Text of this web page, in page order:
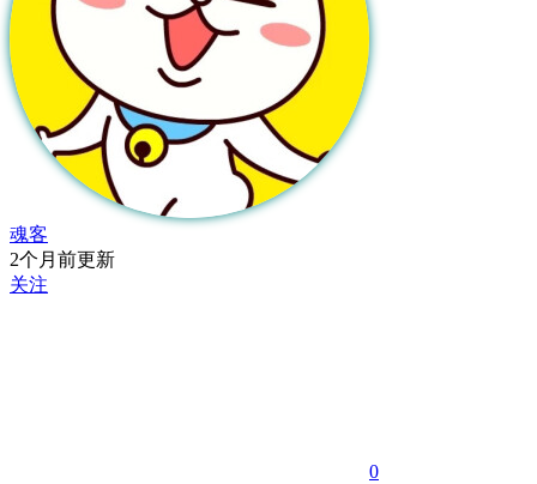
魂客
2个月前更新
关注
0